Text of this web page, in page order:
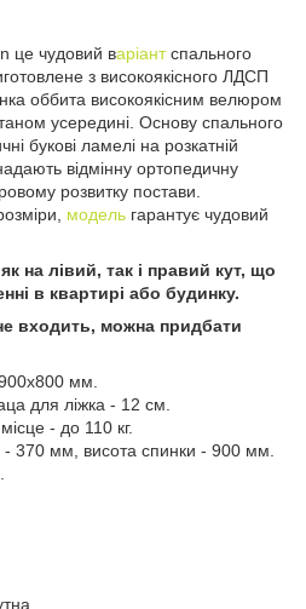
це чудовий варіантспального
з високоякісного ЛДСП
оббита високоякісним велюром
усередині. Основу спального
букові ламелі на розкатній
відмінну ортопедичну
розвитку постави.
модель гарантує чудовий
на лівий, так і правий кут, що
в квартирі або будинку.
входить, можна придбати
мм.
для ліжка - 12 см.
- до 110 кг.
- 370 мм, висота спинки - 900 мм.